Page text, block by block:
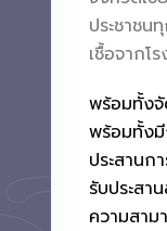
ประชาชน
เชื้อจากโ
พร้อมทั้ง
พร้อมทั้งมี
ประสานก
รับประส
ความสาม